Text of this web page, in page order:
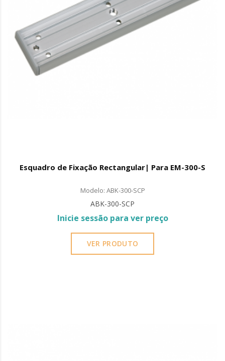
Esquadro de Fixação Rectangular| Para EM-300-S
Modelo: ABK-300-SCP
ABK-300-SCP
Inicie sessão para ver preço
VER PRODUTO